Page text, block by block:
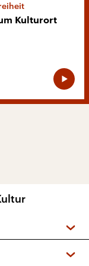
Kulturort